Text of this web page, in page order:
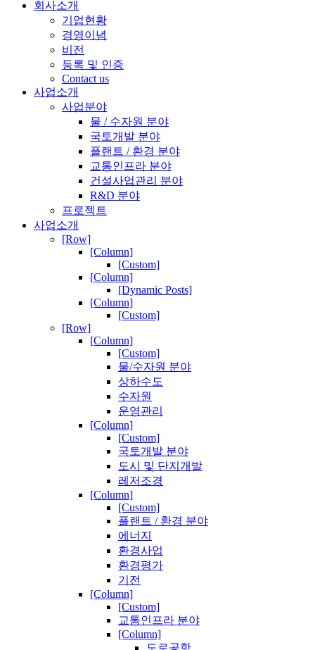
회사소개
기업현황
경영이념
비전
등록 및 인증
Contact us
사업소개
사업분야
물 / 수자원 분야
국토개발 분야
플랜트 / 환경 분야
교통인프라 분야
건설사업관리 분야
R&D 분야
프로젝트
사업소개
[Row]
[Column]
[Custom]
[Column]
[Dynamic Posts]
[Column]
[Custom]
[Row]
[Column]
[Custom]
물/수자원 분야
상하수도
수자원
운영관리
[Column]
[Custom]
국토개발 분야
도시 및 단지개발
레저조경
[Column]
[Custom]
플랜트 / 환경 분야
에너지
환경사업
환경평가
기전
[Column]
[Custom]
교통인프라 분야
[Column]
도로공항